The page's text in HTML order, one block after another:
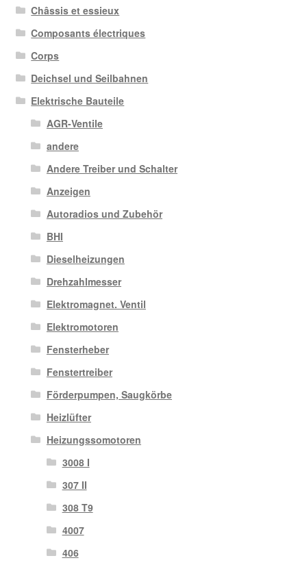
Châssis et essieux
Composants électriques
Corps
Deichsel und Seilbahnen
Elektrische Bauteile
AGR-Ventile
andere
Andere Treiber und Schalter
Anzeigen
Autoradios und Zubehör
BHI
Dieselheizungen
Drehzahlmesser
Elektromagnet. Ventil
Elektromotoren
Fensterheber
Fenstertreiber
Förderpumpen, Saugkörbe
Heizlüfter
Heizungssomotoren
3008 I
307 II
308 T9
4007
406